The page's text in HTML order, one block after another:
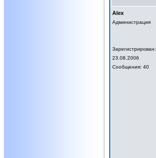
Alex
Администрация
Зарегистрирован:
23.08.2006
Сообщения: 40